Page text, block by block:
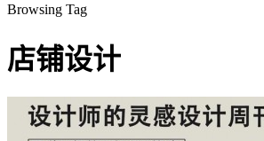
Browsing Tag
店铺设计